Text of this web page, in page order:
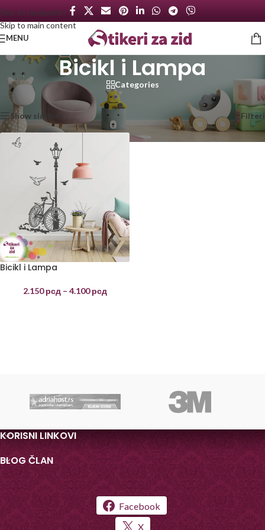
Skip to navigation
Skip to main content
MENU
Bicikl i Lampa
Categories
Početna
Proizvod označen „Bicikl i Lampa“ Prikazan jedan rezultat
Show sidebar Filteri
Bicikl i Lampa
2.150рсд – 4.100рсд
KORISNI LINKOVI
BLOG ČLAN
Facebook
X